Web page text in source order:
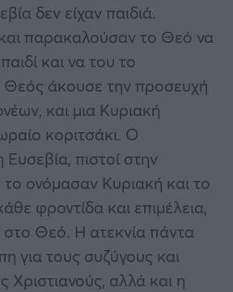
δεν είχαν παιδιά.
παρακαλούσαν το Θεό να
και να του το
άκουσε την προσευχή
και μια Κυριακή
κοριτσάκι. Ο
πιστοί στην
ονόμασαν Κυριακή και το
φροντίδα και επιμέλεια,
Θεό. Η ατεκνία πάντα
για τους συζύγους και
Χριστιανούς, αλλά και η